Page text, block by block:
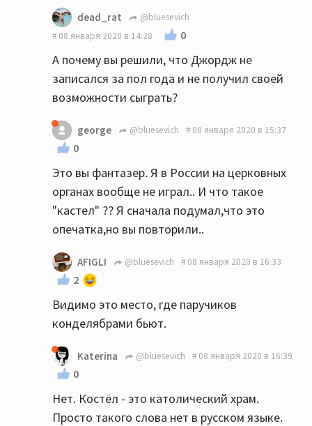
dead_rat
@bluesevich
08 января 2020 в 14:28
0
А почему вы решили, что Джордж не
записался за пол года и не получил своей
возможности сыграть?
george @bluesevich 08 января 2020 в 15:37
0
Это вы фантазер. Я в России на церковных
органах вообще не играл.. И что такое
"кастел" ?? Я сначала подумал,что это
опечатка,но вы повторили..
AFIGLI @bluesevich 08 января 2020 в 16:33
2
Видимо это место, где паручиков
конделябрами бьют.
Katerina @bluesevich 08 января 2020 в 16:39
0
Нет. Костёл - это католический храм.
Просто такого слова нет в русском языке.